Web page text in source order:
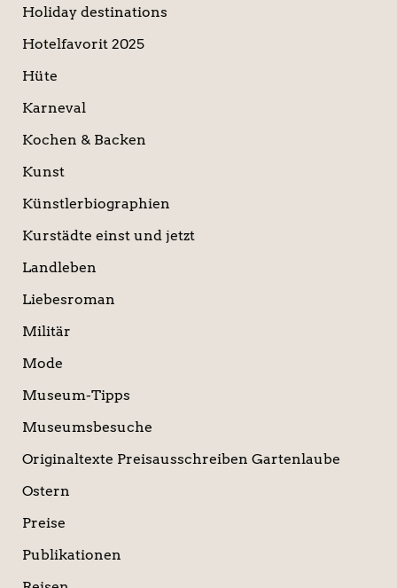
Holiday destinations
Hotelfavorit 2025
Hüte
Karneval
Kochen & Backen
Kunst
Künstlerbiographien
Kurstädte einst und jetzt
Landleben
Liebesroman
Militär
Mode
Museum-Tipps
Museumsbesuche
Originaltexte Preisausschreiben Gartenlaube
Ostern
Preise
Publikationen